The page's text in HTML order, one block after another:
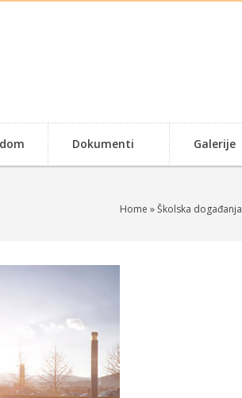
Dokumenti Galerije
Home »Školska događanja